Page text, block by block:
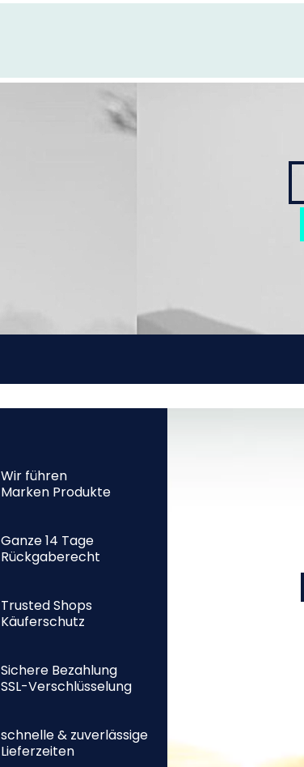
Wir führen
Marken Produkte
Ganze 14 Tage
Rückgaberecht
Trusted Shops
Käuferschutz
Sichere Bezahlung
SSL-Verschlüsselung
schnelle & zuverlässige
Lieferzeiten